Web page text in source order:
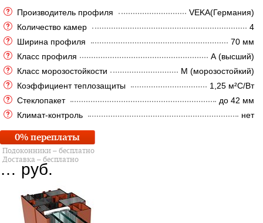
Производитель профиля
VEKA(Германия)
Количество камер
4
Ширина профиля
70 мм
Класс профиля
А (высший)
Класс морозостойкости
М (морозостойкий)
Коэффициент теплозащиты
1,25 м²C/Вт
Стеклопакет
до 42 мм
Климат-контроль
нет
0% переплаты
Подоконники – бесплатно
Доставка – бесплатно
… руб.